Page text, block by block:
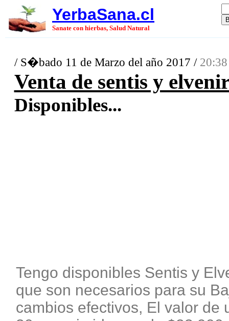
YerbaSana.cl
Sanate con hierbas, Salud Natural
/ S�bado 11 de Marzo del año 2017 /
Venta de sentis y
Disponibles...
Tengo disponibles Sentis y
que son necesarios para su
cambios efectivos, El valor de